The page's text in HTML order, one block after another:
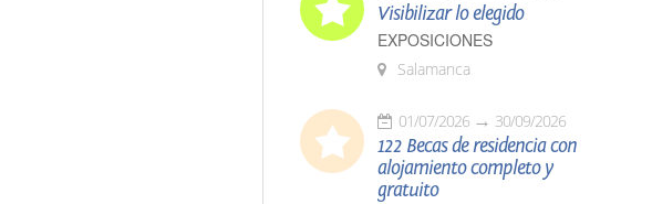
Visibilizar lo elegido
EXPOSICIONES
Salamanca
01/07/2026 30/09/2026
122 Becas de residencia con
alojamiento completo y
gratuito